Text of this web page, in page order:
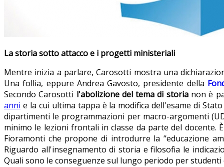
La storia sotto attacco e i progetti ministeriali
Mentre inizia a parlare, Carosotti mostra una
Una follia, eppure Andrea Gavosto, presidente della
Secondo Carosotti l'abolizione del tema di storianon è
anni e la cui ultima tappa è la modifica dell'esame di
dipartimenti le programmazioni per macro-argomenti
minimo le lezioni frontali in classe da parte del docente.
Fioramonti che propone di introdurre la “educazione
Riguardo all'insegnamento di storia e filosofia le
Quali sono le conseguenze sul lungo periodo per